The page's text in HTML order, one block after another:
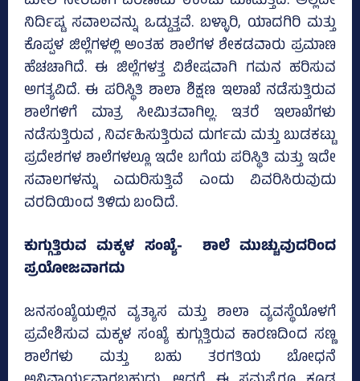
ನಿರ್ದಿಷ್ಟ ಸವಾಲವನ್ನು ಒಡ್ಡುತ್ತವೆ. ಬಳ್ಳಾರಿ, ಯಾದಗಿರಿ ಮತ್ತು
ಕೊಪ್ಪಳ ಜಿಲ್ಲೆಗಳಲ್ಲಿ ಅಂತಹ ಶಾಲೆಗಳ ಶೇಕಡವಾರು ಪ್ರಮಾಣ
ಹೆಚಚಾಗಿದೆ. ಈ ಜಿಲ್ಲೆಗಳತ್ತ ವಿಶೇಷವಾಗಿ ಗಮನ ಹರಿಸುವ
ಅಗತ್ಯವಿದೆ. ಈ ಪರಿಸ್ಥಿತಿ ಶಾಲಾ ಶಿಕ್ಷಣ ಇಲಾಖೆ ನಡೆಸುತ್ತಿರುವ
ಶಾಲೆಗಳಿಗೆ ಮಾತ್ರ ಸೀಮಿತವಾಗಿಲ್ಲ. ಇತರೆ ಇಲಾಖೆಗಳು
ನಡೆಸುತ್ತಿರುವ , ನಿರ್ವಹಿಸುತ್ತಿರುವ ದುರ್ಗಮ ಮತ್ತು ಬುಡಕಟ್ಟು
ಪ್ರದೇಶಗಳ ಶಾಲೆಗಳಲ್ಲೂ ಇದೇ ಬಗೆಯ ಪರಿಸ್ಥಿತಿ ಮತ್ತು ಇದೇ
ಸವಾಲಗಳನ್ನು ಎದುರಿಸುತ್ತಿವೆ ಎಂದು ವಿವರಿಸಿರುವುದು
ವರದಿಯಿಂದ ತಿಳಿದು ಬಂದಿದೆ.
ಕುಗ್ಗುತ್ತಿರುವ ಮಕ್ಕಳ ಸಂಖ್ಯೆ- ಶಾಲೆ ಮುಚ್ಚುವುದರಿಂದ
ಪ್ರಯೋಜವಾಗದು
ಜನಸಂಖ್ಯೆಯಲ್ಲಿನ ವ್ಯತ್ಯಾಸ ಮತ್ತು ಶಾಲಾ ವ್ಯವಸ್ಥೆಯೊಳಗೆ
ಪ್ರವೇಶಿಸುವ ಮಕ್ಕಳ ಸಂಖ್ಯೆ ಕುಗ್ಗುತ್ತಿರುವ ಕಾರಣದಿಂದ ಸಣ್ಣ
ಶಾಲೆಗಳು ಮತ್ತು ಬಹು ತರಗತಿಯ ಬೋಧನೆ